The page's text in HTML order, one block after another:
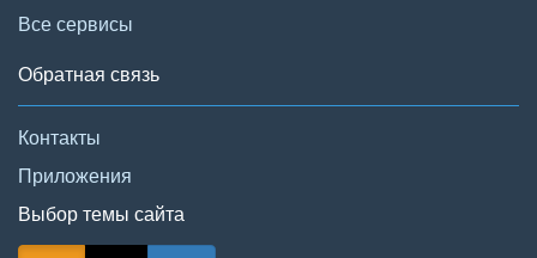
Все сервисы
Обратная связь
Контакты
Приложения
Выбор темы сайта